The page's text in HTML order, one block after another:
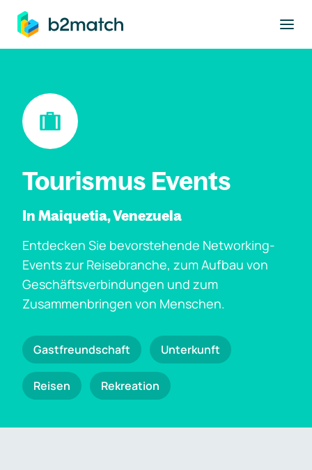
springen
Tourismus Events
In Maiquetia, Venezuela
Entdecken Sie bevorstehende Networking-
Events zur Reisebranche, zum Aufbau von
Geschäftsverbindungen und zum
Zusammenbringen von Menschen.
Gastfreundschaft Unterkunft
Reisen Rekreation